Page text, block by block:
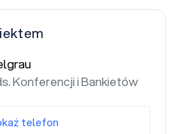
Konferencji i Bankietów
telefon